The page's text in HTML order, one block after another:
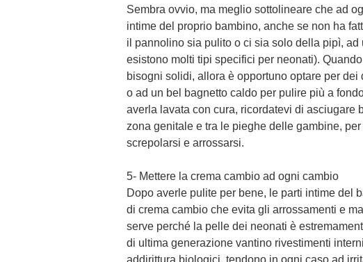
Sembra ovvio, ma meglio sottolineare che ad
intime del proprio bambino, anche se non ha
il pannolino sia pulito o ci sia solo della pipì,
esistono molti tipi specifici per neonati).
bisogni solidi, allora è opportuno optare per
o ad un bel bagnetto caldo per pulire più a
averla lavata con cura, ricordatevi di asciugare
zona genitale e tra le pieghe delle gambine,
screpolarsi e arrossarsi.
5- Mettere la crema cambio ad ogni cambio
Dopo averle pulite per bene, le parti intime del
di crema cambio che evita gli arrossamenti e
serve perché la pelle dei neonati è
di ultima generazione vantino rivestimenti
addirittura biologici, tendono in ogni caso ad